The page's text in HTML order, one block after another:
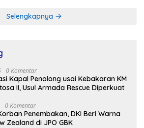
Selengkapnya
0 Komentar
Kapal Penolong usai Kebakaran KM
II, Usul Armada Rescue Diperkuat
0 Komentar
Penembakan, DKI Beri Warna
Zealand di JPO GBK